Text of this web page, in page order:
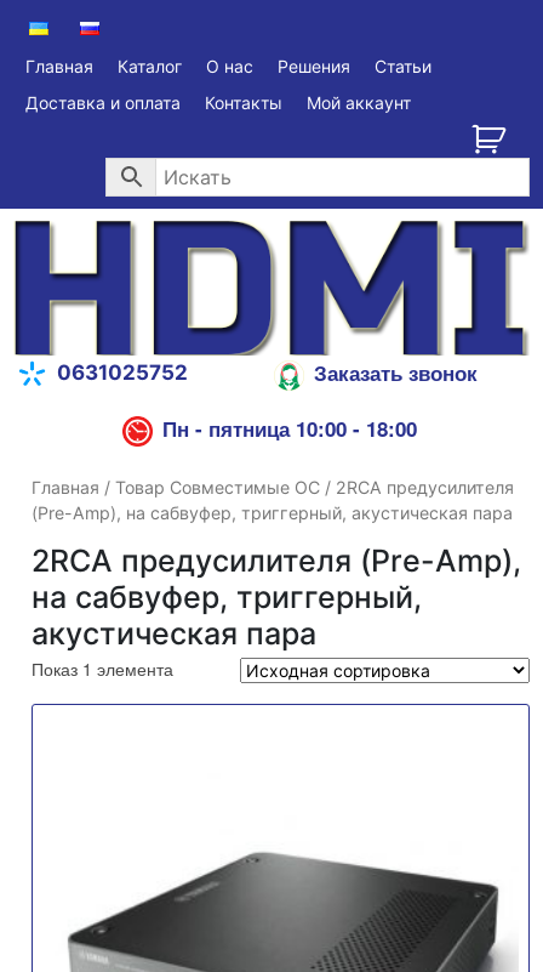
Главная Каталог О нас Решения
Статьи
Доставка и оплата
Контакты Мой аккаунт
0631025752
Заказать звонок
Пн - пятница 10:00 - 18:00
Главная / Товар Совместимые ОС / 2RCA предусилителя
(Pre-Amp), на сабвуфер, триггерный, акустическая пара
2RCA предусилителя (Pre-Amp),
на сабвуфер, триггерный,
акустическая пара
Показ 1 элемента